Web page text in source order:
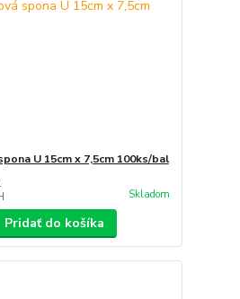
U 15cm x 7,5cm 100ks/bal
Skladom
Pridať do košíka